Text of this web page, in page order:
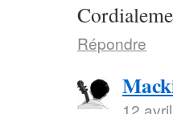
Répondre
12